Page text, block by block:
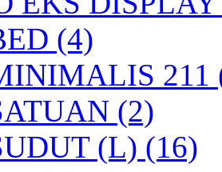
(4)
211
(2)
(L) (16)